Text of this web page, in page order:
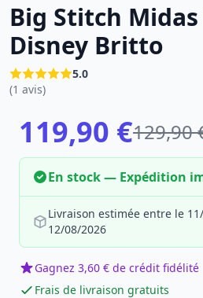
Big Stitch
Disney Britto
5.0
(1 avis)
119,90 €129,90
En stock — Expédition
Livraison estimée entre le
12/08/2026
Gagnez 3,60 € de crédit fidélité
Frais de livraison gratuits